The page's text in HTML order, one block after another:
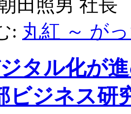
田照男 社長
: 丸紅 ～ が
タル化が
ビジネス研